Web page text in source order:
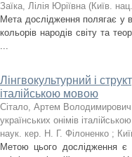
Заїка, Лілія Юріївна (Київ.
Мета дослідження полягає у
кольорів народів світу та
...
Лінгвокультурний і
італійською мовою
Сітало, Артем Володимирович
українських онімів
наук. кер. Н. Г. Філоненко ;
Метою цього дослідження є